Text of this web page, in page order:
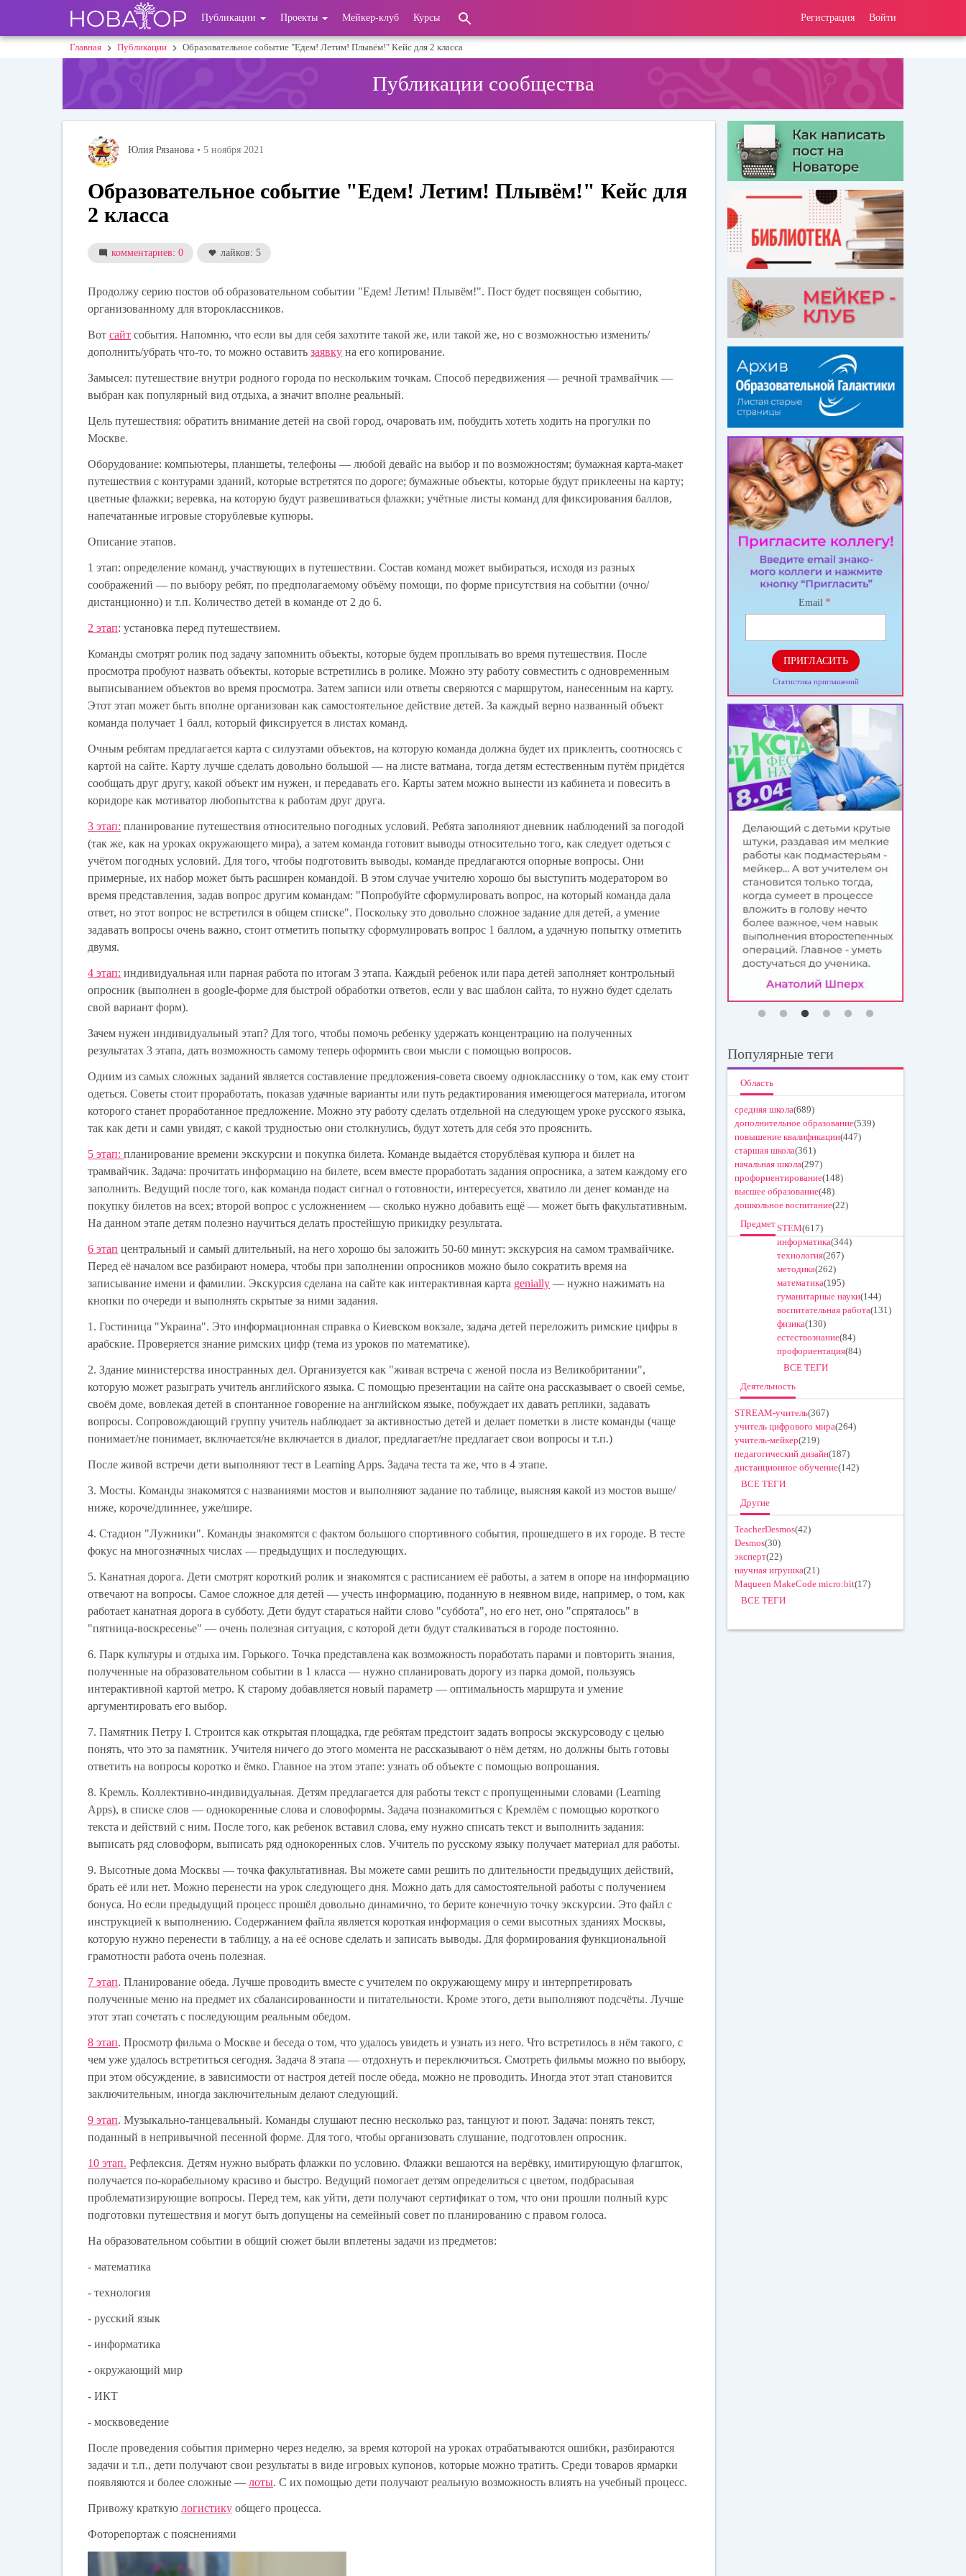
основному
User
account
Регистрация Войти
Публикации Проекты Мейкер-клуб Курсы
Строка
Главная Публикации Образовательное событие "Едем! Летим! Плывём!" Кейс для 2 класса
Публикации сообщества
Юлия Рязанова • 5 ноября 2021
Образовательное событие "Едем! Летим! Плывём!" Кейс для
2 класса
комментариев: 0 лайков: 5
Продолжу серию постов об образовательном событии "Едем! Летим! Плывём!". Пост будет посвящен событию,
организованному для второклассников.
Вотсайт события. Напомню, что если вы для себя захотите такой же, или такой же, но с возможностью изменить/
дополнить/убрать что-то, то можно оставитьзаявку на его копирование.
Замысел: путешествие внутри родного города по нескольким точкам. Способ передвижения — речной трамвайчик —
выбран как популярный вид отдыха, а значит вполне реальный.
Цель путешествия: обратить внимание детей на свой город, очаровать им, побудить хотеть ходить на прогулки по
Москве.
Оборудование: компьютеры, планшеты, телефоны — любой девайс на выбор и по возможностям; бумажная карта-макет
путешествия с контурами зданий, которые встретятся по дороге; бумажные объекты, которые будут приклеены на карту;
цветные флажки; веревка, на которую будут развешиваться флажки; учётные листы команд для фиксирования баллов,
напечатанные игровые сторублевые купюры.
Описание этапов.
1 этап: определение команд, участвующих в путешествии. Состав команд может выбираться, исходя из разных
соображений — по выбору ребят, по предполагаемому объёму помощи, по форме присутствия на событии (очно/
дистанционно) и т.п. Количество детей в команде от 2 до 6.
2 этап: установка перед путешествием.
Команды смотрят ролик под задачу запомнить объекты, которые будем проплывать во время путешествия. После
просмотра пробуют назвать объекты, которые встретились в ролике. Можно эту работу совместить с одновременным
выписыванием объектов во время просмотра. Затем записи или ответы сверяются с маршрутом, нанесенным на карту.
Этот этап может быть вполне организован как самостоятельное действие детей. За каждый верно названный объект
команда получает 1 балл, который фиксируется в листах команд.
Очным ребятам предлагается карта с силуэтами объектов, на которую команда должна будет их приклеить, соотносясь с
картой на сайте. Карту лучше сделать довольно большой — на листе ватмана, тогда детям естественным путём придётся
сообщать друг другу, какой объект им нужен, и передавать его. Карты затем можно вынести из кабинета и повесить в
коридоре как мотиватор любопытства к работам друг друга.
3 этап: планирование путешествия относительно погодных условий. Ребята заполняют дневник наблюдений за погодой
(так же, как на уроках окружающего мира), а затем команда готовит выводы относительно того, как следует одеться с
учётом погодных условий. Для того, чтобы подготовить выводы, команде предлагаются опорные вопросы. Они
примерные, их набор может быть расширен командой. В этом случае учителю хорошо бы выступить модератором во
время представления, задав вопрос другим командам: "Попробуйте сформулировать вопрос, на который команда дала
ответ, но этот вопрос не встретился в общем списке". Поскольку это довольно сложное задание для детей, а умение
задавать вопросы очень важно, стоит отметить попытку сформулировать вопрос 1 баллом, а удачную попытку отметить
двумя.
4 этап: индивидуальная или парная работа по итогам 3 этапа. Каждый ребенок или пара детей заполняет контрольный
опросник (выполнен в google-форме для быстрой обработки ответов, если у вас шаблон сайта, то нужно будет сделать
свой вариант форм).
Зачем нужен индивидуальный этап? Для того, чтобы помочь ребенку удержать концентрацию на полученных
результатах 3 этапа, дать возможность самому теперь оформить свои мысли с помощью вопросов.
Одним из самых сложных заданий является составление предложения-совета своему однокласснику о том, как ему стоит
одеться. Советы стоит проработать, показав удачные варианты или путь редактирования имеющегося материала, итогом
которого станет проработанное предложение. Можно эту работу сделать отдельной на следующем уроке русского языка,
так как дети и сами увидят, с какой трудностью они столкнулись, будут хотеть для себя это прояснить.
5 этап: планирование времени экскурсии и покупка билета. Команде выдаётся сторублёвая купюра и билет на
трамвайчик. Задача: прочитать информацию на билете, всем вместе проработать задания опросника, а затем каждому его
заполнить. Ведущий после того, как команда подаст сигнал о готовности, интересуется, хватило ли денег команде на
покупку билетов на всех; второй вопрос с усложнением — сколько нужно добавить ещё — может быть факультативным.
На данном этапе детям полезно научиться делать простейшую прикидку результата.
6 этап центральный и самый длительный, на него хорошо бы заложить 50-60 минут: экскурсия на самом трамвайчике.
Перед её началом все разбирают номера, чтобы при заполнении опросников можно было сократить время на
записывание имени и фамилии. Экскурсия сделана на сайте как интерактивная карта genially — нужно нажимать на
кнопки по очереди и выполнять скрытые за ними задания.
1. Гостиница "Украина". Это информационная справка о Киевском вокзале, задача детей переложить римские цифры в
арабские. Проверяется знание римских цифр (тема из уроков по математике).
2. Здание министерства иностранных дел. Организуется как "живая встреча с женой посла из Великобритании",
которую может разыграть учитель английского языка. С помощью презентации на сайте она рассказывает о своей семье,
своём доме, вовлекая детей в спонтанное говорение на английском языке, побуждает их давать реплики, задавать
вопросы. Сопровождающий группу учитель наблюдает за активностью детей и делает пометки в листе команды (чаще
понимает/не понимает, включается/не включается в диалог, предлагает/не предлагает свои вопросы и т.п.)
После живой встречи дети выполняют тест в Learning Apps. Задача теста та же, что в 4 этапе.
3. Мосты. Команды знакомятся с названиями мостов и выполняют задание по таблице, выясняя какой из мостов выше/
ниже, короче/длиннее, уже/шире.
4. Стадион "Лужники". Команды знакомятся с фактом большого спортивного события, прошедшего в их городе. В тесте
фокус на многозначных числах — предыдущих и последующих.
5. Канатная дорога. Дети смотрят короткий ролик и знакомятся с расписанием её работы, а затем в опоре на информацию
отвечают на вопросы. Самое сложное для детей — учесть информацию, поданную в неявном виде, например, о том, как
работает канатная дорога в субботу. Дети будут стараться найти слово "суббота", но его нет, оно "спряталось" в
"пятница-воскресенье" — очень полезная ситуация, с которой дети будут сталкиваться в городе постоянно.
6. Парк культуры и отдыха им. Горького. Точка представлена как возможность поработать парами и повторить знания,
полученные на образовательном событии в 1 класса — нужно спланировать дорогу из парка домой, пользуясь
интерактивной картой метро. К старому добавляется новый параметр — оптимальность маршрута и умение
аргументировать его выбор.
7. Памятник Петру I. Строится как открытая площадка, где ребятам предстоит задать вопросы экскурсоводу с целью
понять, что это за памятник. Учителя ничего до этого момента не рассказывают о нём детям, но должны быть готовы
ответить на вопросы коротко и ёмко. Главное на этом этапе: узнать об объекте с помощью вопрошания.
8. Кремль. Коллективно-индивидуальная. Детям предлагается для работы текст с пропущенными словами (Learning
Apps), в списке слов — однокоренные слова и словоформы. Задача познакомиться с Кремлём с помощью короткого
текста и действий с ним. После того, как ребенок вставил слова, ему нужно списать текст и выполнить задания:
выписать ряд словоформ, выписать ряд однокоренных слов. Учитель по русскому языку получает материал для работы.
9. Высотные дома Москвы — точка факультативная. Вы можете сами решить по длительности предыдущих действий,
брать её или нет. Можно перенести на урок следующего дня. Можно дать для самостоятельной работы с получением
бонуса. Но если предыдущий процесс прошёл довольно динамично, то берите конечную точку экскурсии. Это файл с
инструкцией к выполнению. Содержанием файла является короткая информация о семи высотных зданиях Москвы,
которую нужно перенести в таблицу, а на её основе сделать и записать выводы. Для формирования функциональной
грамотности работа очень полезная.
7 этап. Планирование обеда. Лучше проводить вместе с учителем по окружающему миру и интерпретировать
полученные меню на предмет их сбалансированности и питательности. Кроме этого, дети выполняют подсчёты. Лучше
этот этап сочетать с последующим реальным обедом.
8 этап. Просмотр фильма о Москве и беседа о том, что удалось увидеть и узнать из него. Что встретилось в нём такого, с
чем уже удалось встретиться сегодня. Задача 8 этапа — отдохнуть и переключиться. Смотреть фильмы можно по выбору,
при этом обсуждение, в зависимости от настроя детей после обеда, можно не проводить. Иногда этот этап становится
заключительным, иногда заключительным делают следующий.
9 этап. Музыкально-танцевальный. Команды слушают песню несколько раз, танцуют и поют. Задача: понять текст,
поданный в непривычной песенной форме. Для того, чтобы организовать слушание, подготовлен опросник.
10 этап. Рефлексия. Детям нужно выбрать флажки по условию. Флажки вешаются на верёвку, имитирующую флагшток,
получается по-корабельному красиво и быстро. Ведущий помогает детям определиться с цветом, подбрасывая
проблематизирующие вопросы. Перед тем, как уйти, дети получают сертификат о том, что они прошли полный курс
подготовки путешествия и могут быть допущены на семейный совет по планированию с правом голоса.
На образовательном событии в общий сюжет были вплетены задачи из предметов:
- математика
- технология
- русский язык
- информатика
- окружающий мир
- ИКТ
- москвоведение
После проведения события примерно через неделю, за время которой на уроках отрабатываются ошибки, разбираются
задачи и т.п., дети получают свои результаты в виде игровых купонов, которые можно тратить. Среди товаров ярмарки
появляются и более сложные —лоты. С их помощью дети получают реальную возможность влиять на учебный процесс.
Привожу краткуюлогистику общего процесса.
Фоторепортаж с пояснениями
Email *
ПРИГЛАСИТЬ
Статистика приглашений
Популярные теги
Область
средняя школа(689)
дополнительное образование(539)
повышение квалификации(447)
старшая школа(361)
начальная школа(297)
профориентирование(148)
высшее образование(48)
дошкольное воспитание(22)
ПредметSTEM(617)
информатика(344)
технология(267)
методика(262)
математика(195)
гуманитарные науки(144)
воспитательная работа(131)
физика(130)
естествознание(84)
профориентация(84)
ВСЕ ТЕГИ
Деятельность
STREAM-учитель(367)
учитель цифрового мира(264)
учитель-мейкер(219)
педагогический дизайн(187)
дистанционное обучение(142)
ВСЕ ТЕГИ
Другие
TeacherDesmos(42)
Desmos(30)
эксперт(22)
научная игрушка(21)
Maqueen MakeCode micro:bit(17)
ВСЕ ТЕГИ